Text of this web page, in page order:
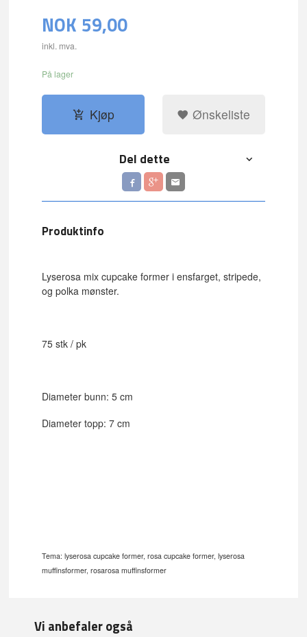
NOK 59,00
inkl. mva.
På lager
Kjøp Ønskeliste
Del dette
Produktinfo
Lyserosa mix cupcake former i ensfarget, stripede,
og polka mønster.
75 stk / pk
Diameter bunn: 5 cm
Diameter topp: 7 cm
Tema: lyserosa cupcake former, rosa cupcake former, lyserosa
muffinsformer, rosarosa muffinsformer
Vi anbefaler også